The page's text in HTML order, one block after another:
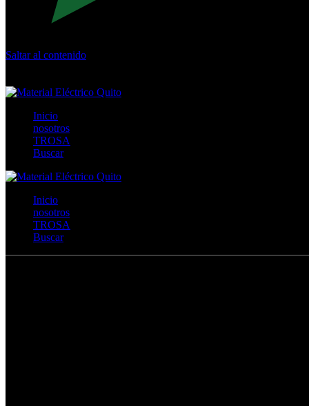
Saltar al contenido
Inicio
nosotros
TROSA
Buscar
Inicio
nosotros
TROSA
Buscar